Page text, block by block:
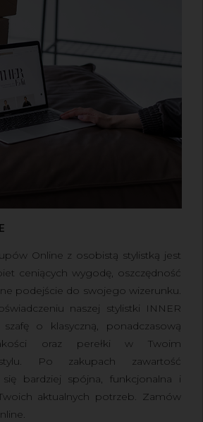
Online z osobistą stylistką jest
ceniących wygodę, oszczędność
podejście do swojego wizerunku.
naszej stylistki INNER
szafę o klasyczną, ponadczasową
oraz perełki w Twoim
Po zakupach zawartość
bardziej spójna, funkcjonalna i
aktualnych potrzeb. Zamów